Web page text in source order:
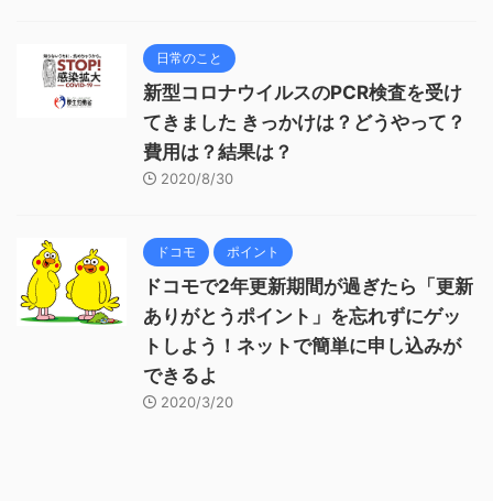
日常のこと
新型コロナウイルスのPCR検査を受け
てきました きっかけは？どうやって？
費用は？結果は？
2020/8/30
ドコモ ポイント
ドコモで2年更新期間が過ぎたら「更新
ありがとうポイント」を忘れずにゲッ
トしよう！ネットで簡単に申し込みが
できるよ
2020/3/20